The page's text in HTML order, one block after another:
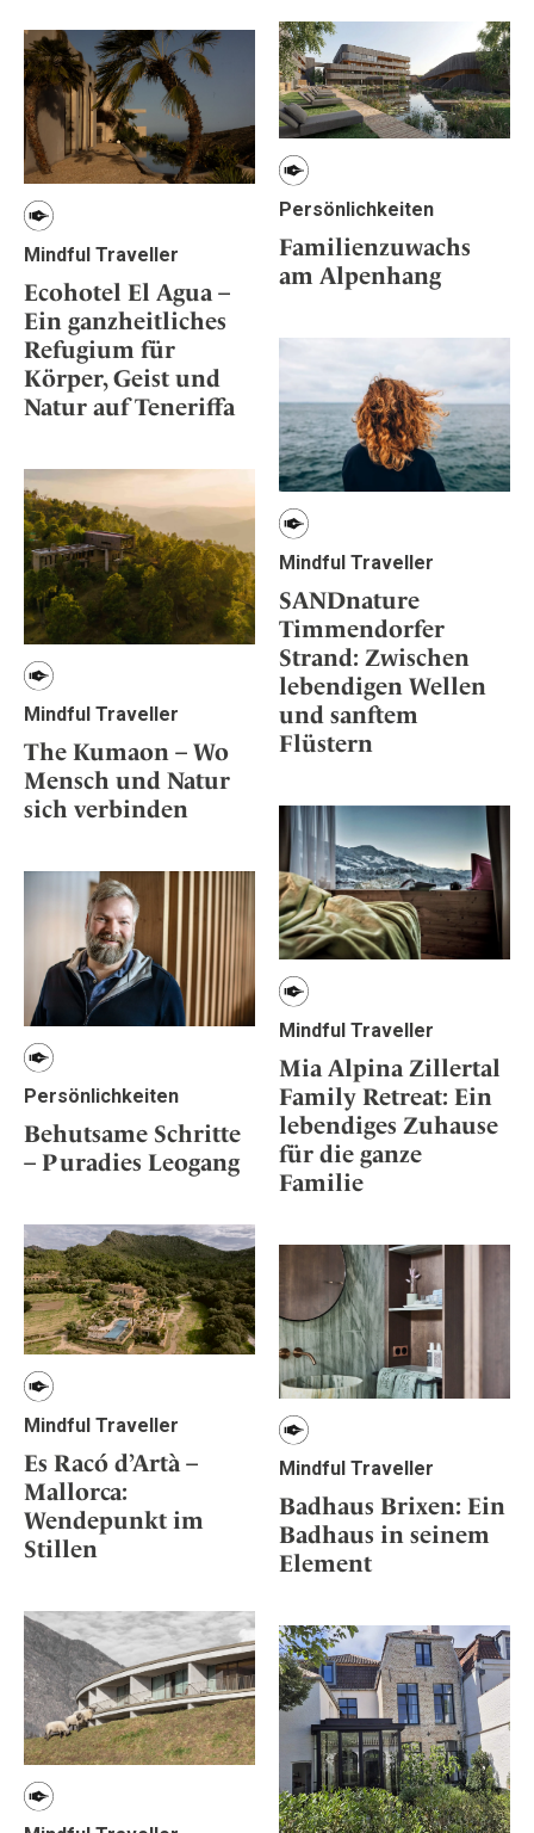
Persönlichkeiten
Familienzuwachs
am Alpenhang
Mindful Traveller
Ecohotel El Agua –
Ein ganzheitliches
Refugium für
Körper, Geist und
Natur auf Teneriffa
Mindful Traveller
SANDnature
Timmendorfer
Strand: Zwischen
lebendigen Wellen
und sanftem
Flüstern
Mindful Traveller
The Kumaon – Wo
Mensch und Natur
sich verbinden
Mindful Traveller
Mia Alpina Zillertal
Family Retreat: Ein
lebendiges Zuhause
für die ganze
Familie
Persönlichkeiten
Behutsame Schritte
– Puradies Leogang
Mindful Traveller
Es Racó d’Artà –
Mallorca:
Wendepunkt im
Stillen
Mindful Traveller
Badhaus Brixen: Ein
Badhaus in seinem
Element